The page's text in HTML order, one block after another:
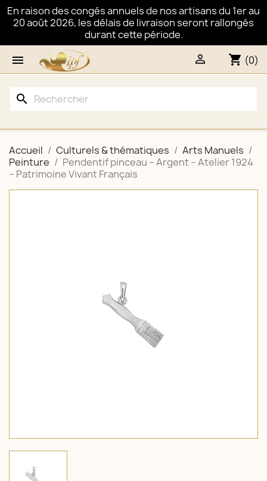
En raison des congés annuels de nos artisans du 1er au
20 août 2026, les délais de livraison seront rallongés
durant cette période.
 shopping_cart (0)

search
Accueil Culturels & thématiques
Arts Manuels
Peinture
Pendentif pinceau – Argent – Atelier 1924
– Patrimoine Vivant Français